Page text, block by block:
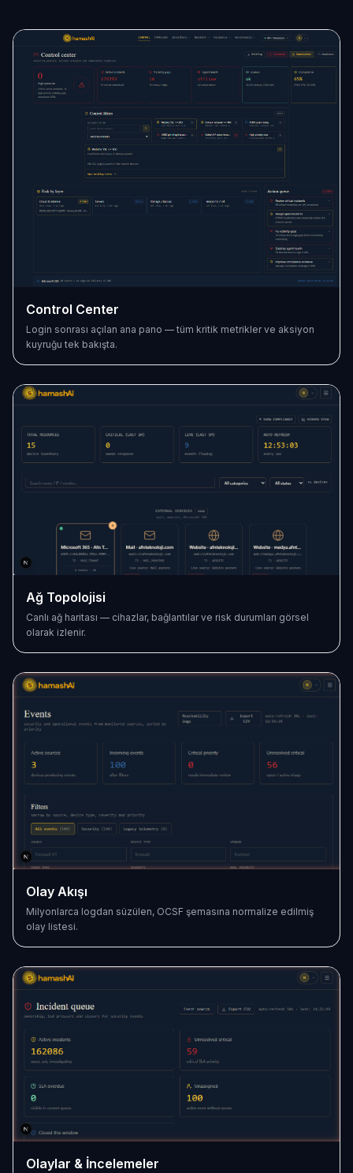
Control Center
Login sonrası açılan ana pano — tüm kritik metrikler ve aksiyon
kuyruğu tek bakışta.
Ağ Topolojisi
Canlı ağ haritası — cihazlar, bağlantılar ve risk durumları görsel
olarak izlenir.
Olay Akışı
Milyonlarca logdan süzülen, OCSF şemasına normalize edilmiş
olay listesi.
Olaylar & İncelemeler